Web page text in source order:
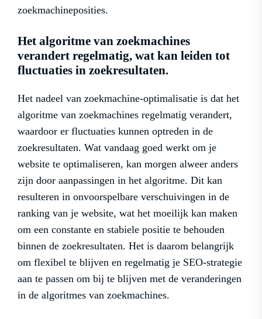
zoekmachineposities.
Het algoritme van zoekmachines
verandert regelmatig, wat kan leiden tot
fluctuaties in zoekresultaten.
Het nadeel van zoekmachine-optimalisatie is dat het
algoritme van zoekmachines regelmatig verandert,
waardoor er fluctuaties kunnen optreden in de
zoekresultaten. Wat vandaag goed werkt om je
website te optimaliseren, kan morgen alweer anders
zijn door aanpassingen in het algoritme. Dit kan
resulteren in onvoorspelbare verschuivingen in de
ranking van je website, wat het moeilijk kan maken
om een constante en stabiele positie te behouden
binnen de zoekresultaten. Het is daarom belangrijk
om flexibel te blijven en regelmatig je SEO-strategie
aan te passen om bij te blijven met de veranderingen
in de algoritmes van zoekmachines.